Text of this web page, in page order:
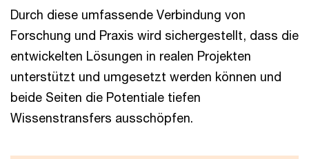
Durch diese umfassende Verbindung von
Forschung und Praxis wird sichergestellt, dass die
entwickelten Lösungen in realen Projekten
unterstützt und umgesetzt werden können und
beide Seiten die Potentiale tiefen
Wissenstransfers ausschöpfen.